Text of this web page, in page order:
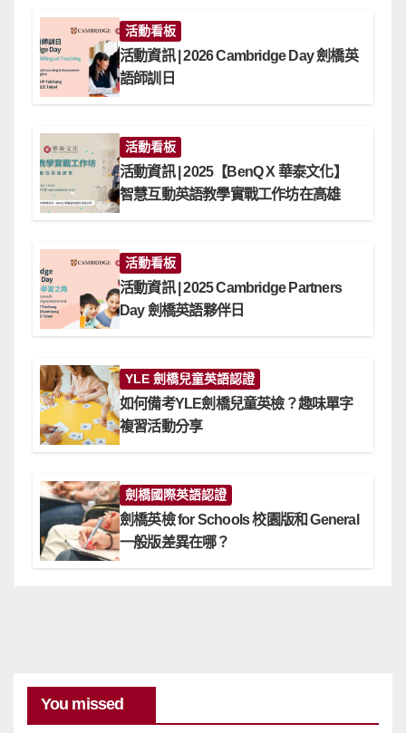
活動看板
活動資訊 | 2026 Cambridge Day 劍橋英
語師訓日
活動看板
活動資訊 | 2025【BenQ X 華泰文化】
智慧互動英語教學實戰工作坊在高雄
活動看板
活動資訊 | 2025 Cambridge Partners
Day 劍橋英語夥伴日
YLE 劍橋兒童英語認證
如何備考YLE劍橋兒童英檢？趣味單字
複習活動分享
劍橋國際英語認證
劍橋英檢 for Schools 校園版和 General
一般版差異在哪？
You missed